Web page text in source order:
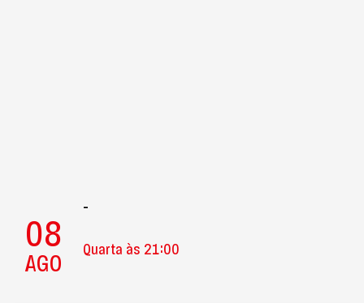
08
AGO
-
Quarta às 21:00